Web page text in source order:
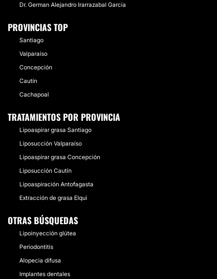
Dr. German Alejandro Irarrazabal Garcia
PROVINCIAS TOP
Santiago
Valparaíso
Concepción
Cautín
Cachapoal
TRATAMIENTOS POR PROVINCIA
Lipoaspirar grasa Santiago
Liposucción Valparaíso
Lipoaspirar grasa Concepción
Liposucción Cautín
Lipoaspiración Antofagasta
Extracción de grasa Elqui
OTRAS BÚSQUEDAS
Lipoinyección glútea
Periodontitis
Alopecia difusa
Implantes dentales